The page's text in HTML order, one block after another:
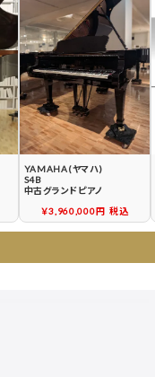
保証サービス
中古ピアノの状態につい
て
YAMAHA(ヤマハ)
S4B
中古グランドピアノ
￥3,960,000円 税込